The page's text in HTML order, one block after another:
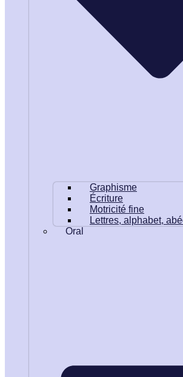
Graphisme
Écriture
Motricité fine
Lettres, alphabet,
Oral